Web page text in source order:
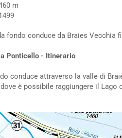
m
fondo conduce da Braies
Ponticello - Itinerario
conduce attraverso la valle di
è possibile raggiungere il